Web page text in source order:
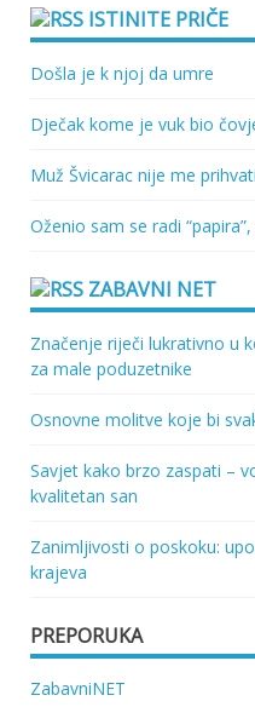
ISTINITE PRIČE
Došla je k njoj da umre
Dječak kome je vuk bio
Muž Švicarac nije me
Oženio sam se radi
ZABAVNI NET
Značenje riječi lukrativno u
za male poduzetnike
Osnovne molitve koje bi
Savjet kako brzo zaspati –
kvalitetan san
Zanimljivosti o poskoku:
krajeva
PREPORUKA
ZabavniNET